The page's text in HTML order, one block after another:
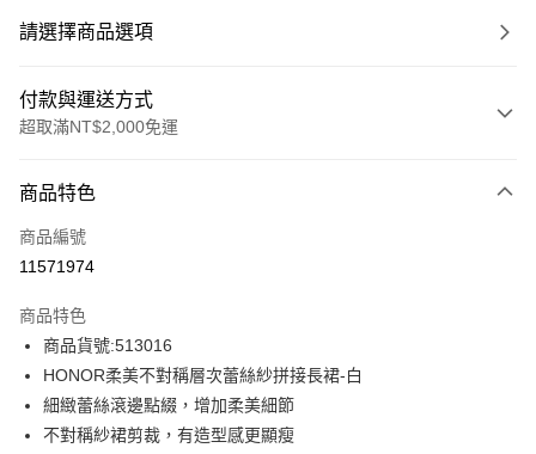
請選擇商品選項
付款與運送方式
超取滿NT$2,000免運
信用卡一次付款
超商取貨付款
Apple Pay
街口支付
悠遊付
商品特色
商品編號
11571974
商品特色
商品貨號:513016
HONOR柔美不對稱層次蕾絲紗拼接長裙-白
細緻蕾絲滾邊點綴，增加柔美細節
不對稱紗裙剪裁，有造型感更顯瘦